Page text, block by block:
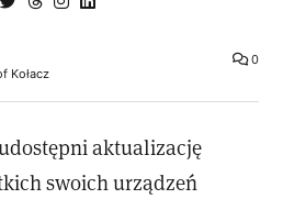
0
Kołacz
aktualizację
swoich urządzeń